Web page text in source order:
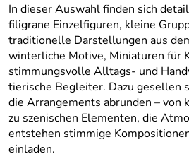
In dieser Auswahl finden sich
filigrane Einzelfiguren, kleine
traditionelle Darstellungen aus
winterliche Motive, Miniaturen für
stimmungsvolle Alltags- und
tierische Begleiter. Dazu gesellen
die Arrangements abrunden – von
zu szenischen Elementen, die
entstehen stimmige
einladen.